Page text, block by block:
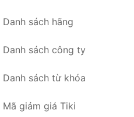
Danh sách hãng
Danh sách công ty
Danh sách từ khóa
Mã giảm giá Tiki